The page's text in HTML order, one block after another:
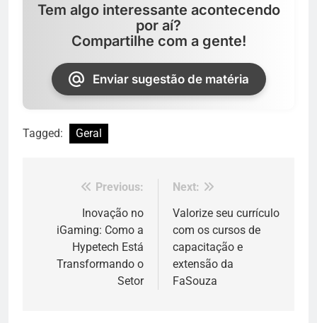
Tem algo interessante acontecendo
por aí?
Compartilhe com a gente!
Enviar sugestão de matéria
Tagged: Geral
Navegação
Previous:
Inovação no
iGaming: Como a
Hypetech Está
Transformando o
Setor
Next:
Valorize seu currículo
com os cursos de
capacitação e
extensão da
FaSouza